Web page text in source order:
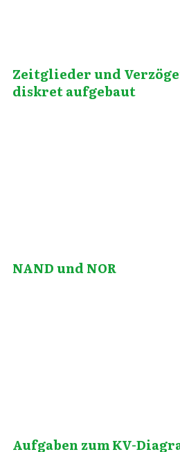
Zeitglieder und
diskret aufgebaut
NAND und NOR
Aufgaben zum KV-